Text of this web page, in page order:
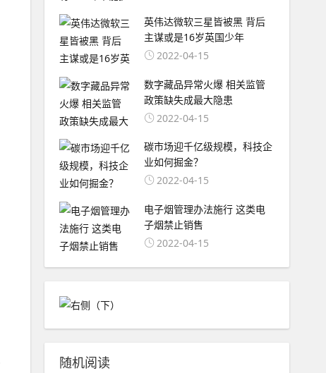
英伟达微软三星皆被黑 背后
主谋或是16岁英国少年
2022-04-15
数字藏品异常火爆 相关监管
政策缺失成最大隐患
2022-04-15
碳市场迎千亿级规模，科技企
业如何掘金？
2022-04-15
电子烟管理办法施行 这类电
子烟禁止销售
2022-04-15
随机阅读